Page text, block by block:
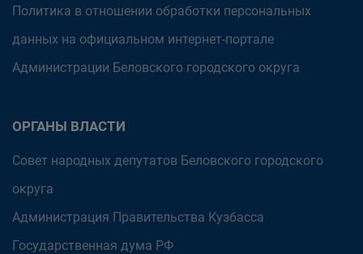
Политика в отношении обработки персональных
данных на официальном интернет-портале
Администрации Беловского городского округа
ОРГАНЫ ВЛАСТИ
Совет народных депутатов Беловского городского
округа
Администрация Правительства Кузбасса
Государственная дума РФ